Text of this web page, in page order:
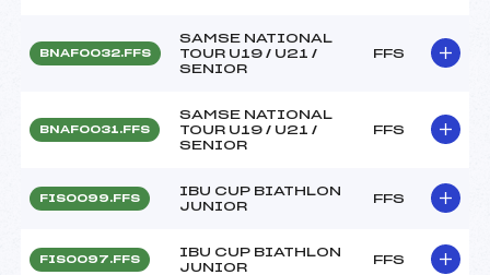
BNAF0032.FFS
SAMSE NATIONAL
TOUR U19 / U21 /
SENIOR
FFS
BNAF0031.FFS
SAMSE NATIONAL
TOUR U19 / U21 /
SENIOR
FFS
FIS0099.FFS
IBU CUP BIATHLON
JUNIOR
FFS
FIS0097.FFS
IBU CUP BIATHLON
JUNIOR
FFS